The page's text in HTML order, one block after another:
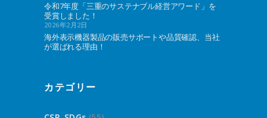
令和7年度「三重のサステナブル経営アワード」を
受賞しました！
2026年2月2日
海外表示機器製品の販売サポートや品質確認、当社
が選ばれる理由！
カテゴリー